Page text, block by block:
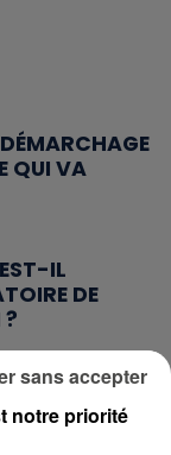
QUI VA
IL
DE
?
OUEST SE
notre priorité
sans accepter